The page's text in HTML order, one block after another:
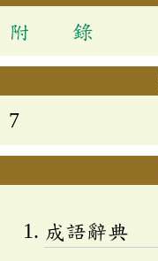
附 錄
7
成語辭典